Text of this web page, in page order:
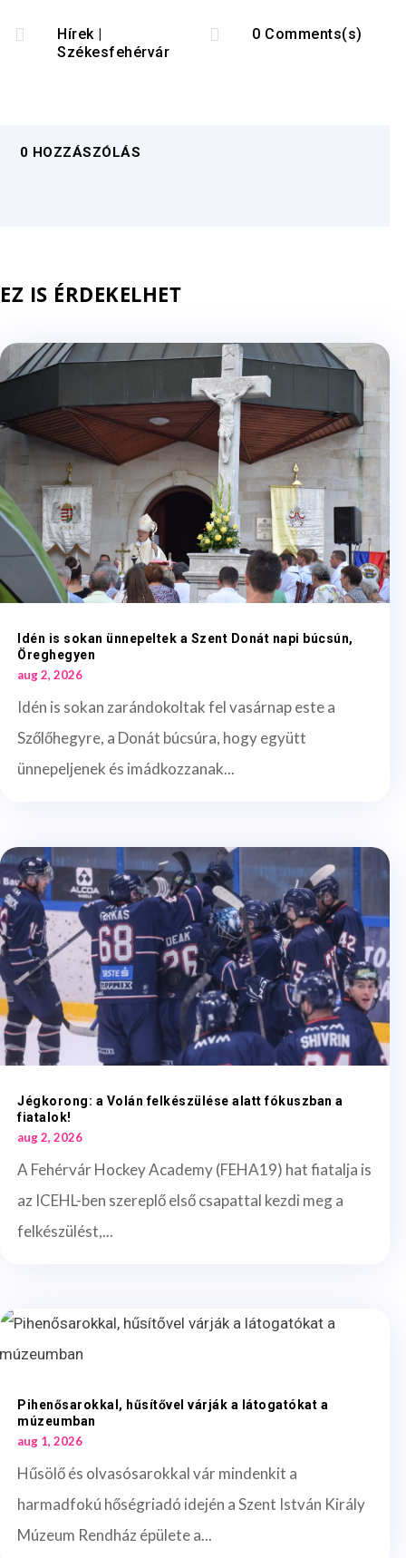
 Hírek|
Székesfehérvár
 0 Comments(s)
0 HOZZÁSZÓLÁS
EZ IS ÉRDEKELHET
Idén is sokan ünnepeltek a Szent Donát napi búcsún,
Öreghegyen
aug 2, 2026
Idén is sokan zarándokoltak fel vasárnap este a
Szőlőhegyre, a Donát búcsúra, hogy együtt
ünnepeljenek és imádkozzanak...
Jégkorong: a Volán felkészülése alatt fókuszban a
fiatalok!
aug 2, 2026
A Fehérvár Hockey Academy (FEHA19) hat fiatalja is
az ICEHL-ben szereplő első csapattal kezdi meg a
felkészülést,...
Pihenősarokkal, hűsítővel várják a látogatókat a
múzeumban
aug 1, 2026
Hűsölő és olvasósarokkal vár mindenkit a
harmadfokú hőségriadó idején a Szent István Király
Múzeum Rendház épülete a...